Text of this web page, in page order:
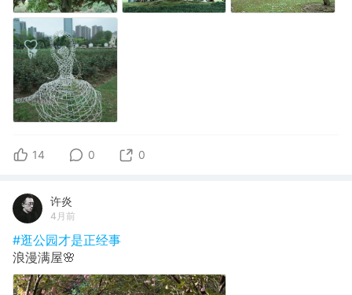
14 0 0
许炎
4月前
#逛公园才是正经事
浪漫满屋🌸